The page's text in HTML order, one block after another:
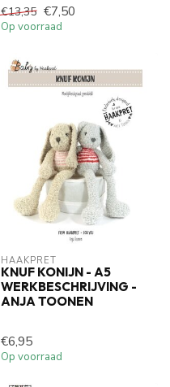
€13,35 €7,50
Op voorraad
HAAKPRET
KNUF KONIJN - A5
WERKBESCHRIJVING -
ANJA TOONEN
€6,95
Op voorraad